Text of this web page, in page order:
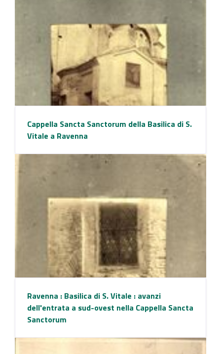
Cappella Sancta Sanctorum della Basilica di S.
Vitale a Ravenna
Ravenna : Basilica di S. Vitale : avanzi
dell'entrata a sud-ovest nella Cappella Sancta
Sanctorum